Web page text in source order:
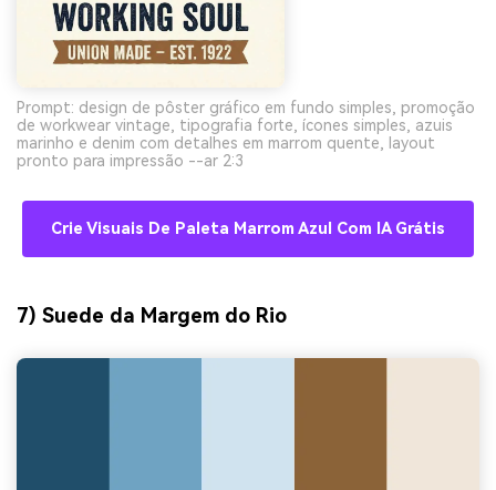
Prompt: design de pôster gráfico em fundo simples, promoção
de workwear vintage, tipografia forte, ícones simples, azuis
marinho e denim com detalhes em marrom quente, layout
pronto para impressão --ar 2:3
Crie Visuais De Paleta Marrom Azul Com IA Grátis
7) Suede da Margem do Rio